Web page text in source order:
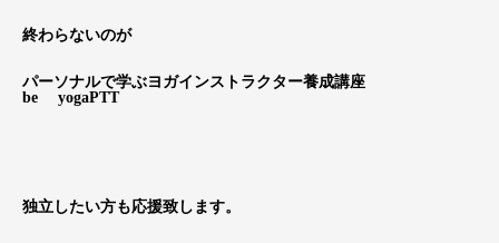
終わらないのが
パーソナルで学ぶヨガインストラクター養成講座
be yogaPTT
独立したい方も応援致します。